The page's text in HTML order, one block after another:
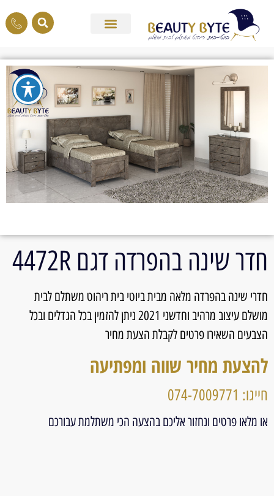
חדר שינה בהפרדה דגם 4472R
חדרי שינה בהפרדה מלאה מבית ביוטי בית ריהוט משתלם לבית
מושלם עיצוב מרהיב וחדשני 2021 ניתן להזמין בכל הגדלים ובכל
הצבעים השאירו פרטים לקבלת הצעת מחיר
להצעת מחיר שווה ומפתיעה
חייגו: 074-7009771
או מלאו פרטים ונחזור אליכם בהצעה הכי משתלמת עבורכם